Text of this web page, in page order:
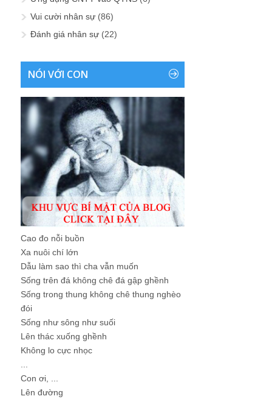
Vui cười nhân sự (86)
Đánh giá nhân sự (22)
NÓI VỚI CON
Cao đo nỗi buồn
Xa nuôi chí lớn
Dẫu làm sao thì cha vẫn muốn
Sống trên đá không chê đá gập ghềnh
Sống trong thung không chê thung nghèo
đói
Sống như sông như suối
Lên thác xuống ghềnh
Không lo cực nhọc
Con ơi, ...
Lên đường